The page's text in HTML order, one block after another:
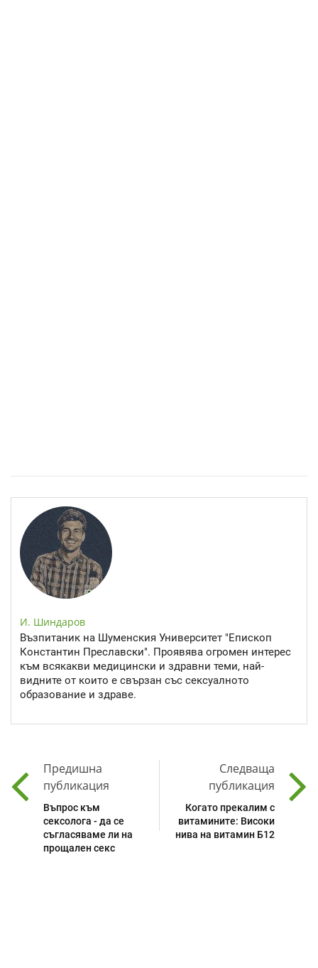
И. Шиндаров
Възпитаник на Шуменския Университет "Епископ
Константин Преславски". Проявява огромен интерес
към всякакви медицински и здравни теми, най-
видните от които е свързан със сексуалното
образование и здраве.
Предишна
публикация
Въпрос към
сексолога - да се
съгласяваме ли на
прощален секс
Следваща
публикация
Когато прекалим с
витамините: Високи
нива на витамин Б12